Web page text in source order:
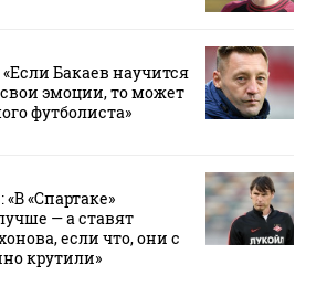
Бакаев научится
эмоции, то может
футболиста»
«Спартаке»
— а ставят
если что, они с
крутили»